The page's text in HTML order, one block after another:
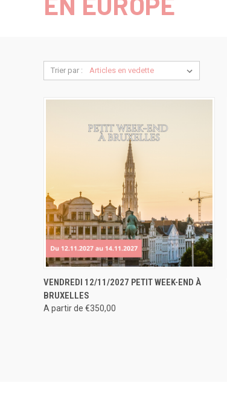
Trier par :
APERÇU RAPIDE RÉSERVER
VENDREDI 12/11/2027 PETIT WEEK-END À
BRUXELLES
A partir de €350,00